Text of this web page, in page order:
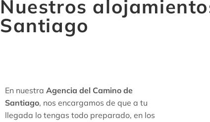
Nuestros
Santiago
En nuestra Agencia del Camino de
Santiago, nos encargamos de que a tu
llegada lo tengas todo preparado, en los